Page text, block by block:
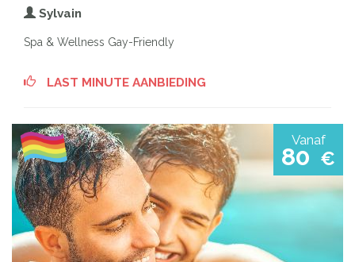
Sylvain
Spa & Wellness Gay-Friendly
LAST MINUTE AANBIEDING
Vanaf
80 €